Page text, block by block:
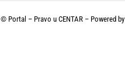
© Portal – Pravo u CENTAR – Powered by